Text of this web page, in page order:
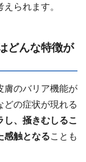
られます。
どんな特徴が
膚のバリア機能が
の症状が現れる
、掻きむしるこ
感触となることも